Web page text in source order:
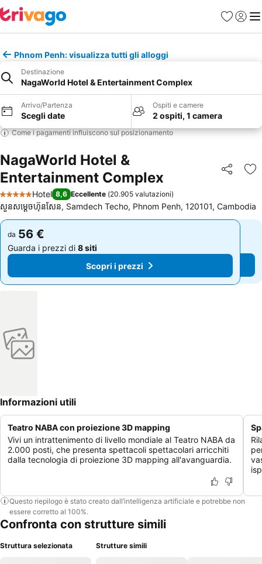
PreferitiAccedi
Phnom Penh: visualizza tutti gli alloggi
Destinazione
NagaWorld Hotel & Entertainment Complex
Arrivo/Partenza
Scegli date
Ospiti e camere
2 ospiti, 1 camera
Come i pagamenti influiscono sul posizionamento
NagaWorld Hotel &
Entertainment Complex
Condividi
5 Stelle
Hotel 8,6 Eccellente (20.905 valutazioni)
សួនសម្ដេចហ៊ុនសែន, Samdech Techo, Phnom Penh, 120101, Cambodia
da 56 €
Guarda i prezzi di 8 siti
Scopri i prezzi
da 56 €
Guarda i prezzi di 8 siti
Scopri i prezzi
Informazioni utili
Teatro NABA con proiezione 3D mapping
Vivi un intrattenimento di livello mondiale al Teatro NABA da
2.000 posti, che presenta spettacoli spettacolari arricchiti
dalla tecnologia di proiezione 3D mapping all'avanguardia.
Questo riepilogo è stato creato dall’intelligenza artificiale e potrebbe non
essere corretto al 100%.
Confronta con strutture simili
Struttura selezionata Strutture simili